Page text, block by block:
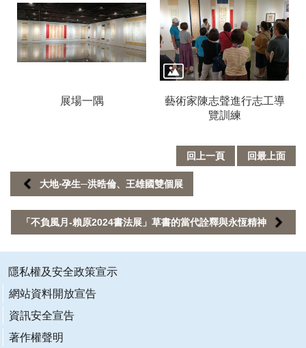
R
S
S
訂
閱
展場一隅
藝術家陳志聲進行志工導
覽訓練
回上一頁 回最上面
大地‧孕生─洪晧倫、王雄國雙個展
「不負風月-賴原2024書法展」草書的當代詮釋與永恆精神
隱私權及安全政策宣示
網站資料開放宣告
資訊安全宣告
著作權聲明